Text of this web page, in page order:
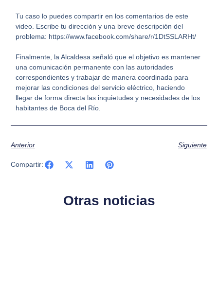
Tu caso lo puedes compartir en los comentarios de este
video. Escribe tu dirección y una breve descripción del
problema: https://www.facebook.com/share/r/1DtSSLARHt/
Finalmente, la Alcaldesa señaló que el objetivo es mantener
una comunicación permanente con las autoridades
correspondientes y trabajar de manera coordinada para
mejorar las condiciones del servicio eléctrico, haciendo
llegar de forma directa las inquietudes y necesidades de los
habitantes de Boca del Río.
Anterior Siguiente
Compartir:
Otras noticias